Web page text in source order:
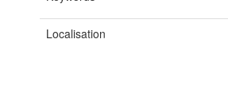
Localisation